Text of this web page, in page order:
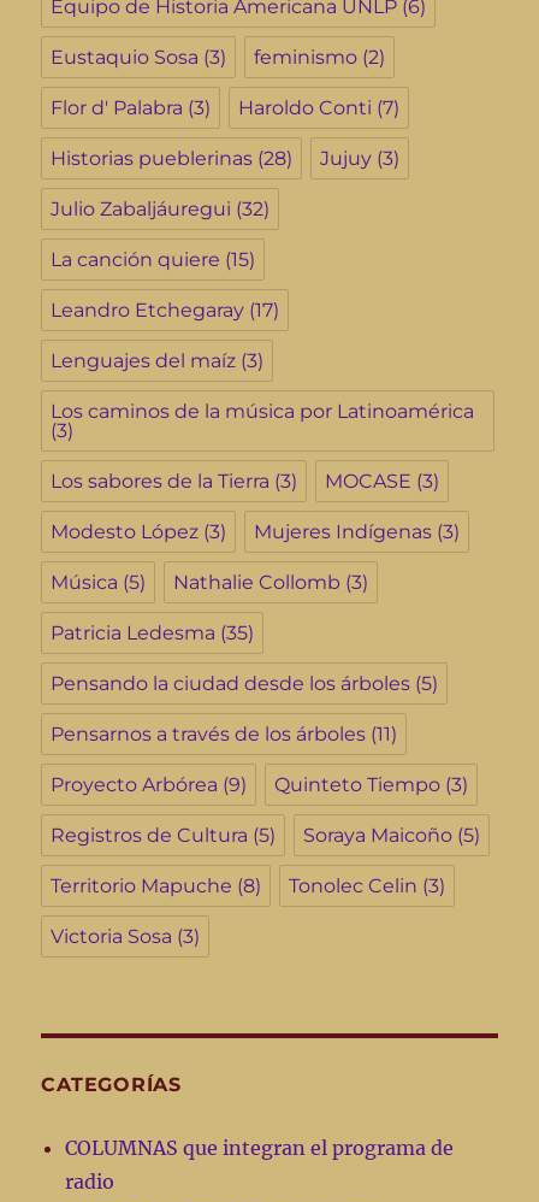
Equipo de Historia Americana UNLP (6)
Eustaquio Sosa (3) feminismo (2)
Flor d' Palabra (3) Haroldo Conti (7)
Historias pueblerinas (28) Jujuy (3)
Julio Zabaljáuregui (32)
La canción quiere (15)
Leandro Etchegaray (17)
Lenguajes del maíz (3)
Los caminos de la música por Latinoamérica
(3)
Los sabores de la Tierra (3) MOCASE (3)
Modesto López (3) Mujeres Indígenas (3)
Música (5) Nathalie Collomb (3)
Patricia Ledesma (35)
Pensando la ciudad desde los árboles (5)
Pensarnos a través de los árboles (11)
Proyecto Arbórea (9) Quinteto Tiempo (3)
Registros de Cultura (5) Soraya Maicoño (5)
Territorio Mapuche (8) Tonolec Celin (3)
Victoria Sosa (3)
CATEGORÍAS
COLUMNAS que integran el programa de
radio